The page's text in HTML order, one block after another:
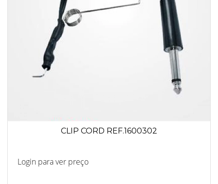
CLIP CORD REF.1600302
Login para ver preço